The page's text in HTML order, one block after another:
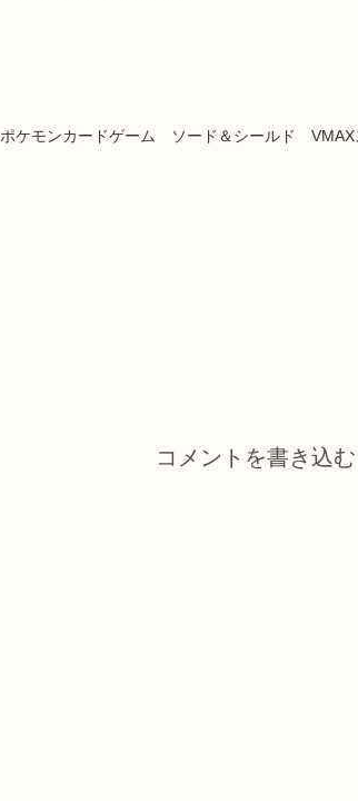
ポケモンカードゲーム ソード＆シールド
コメントを書き込む